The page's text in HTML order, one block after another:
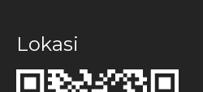
Lokasi